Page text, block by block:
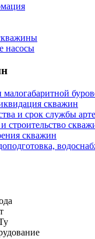
насосы
скважин
и срок службы
строительство
скважин